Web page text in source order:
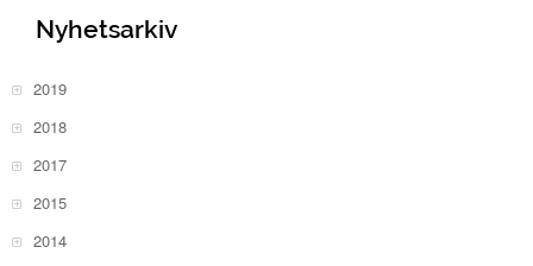
Nyhetsarkiv
2019
2018
2017
2015
2014